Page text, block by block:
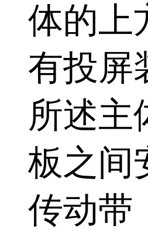
体的上
有投屏
所述主
板之间
传动带